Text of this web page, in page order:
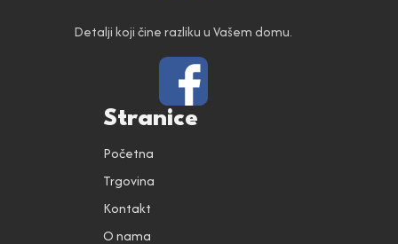
Detalji koji čine razliku u Vašem domu.
Stranice
Početna
Trgovina
Kontakt
O nama